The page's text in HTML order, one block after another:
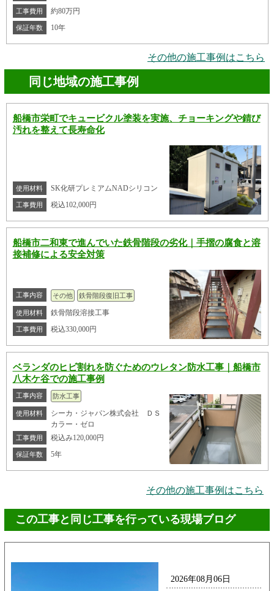
工事費用 約80万円
保証年数 10年
その他の施工事例はこちら
同じ地域の施工事例
船橋市栄町でキュービクル塗装を実施、チョーキングや錆び
汚れを整えて長寿命化
使用材料 SK化研プレミアムNADシリコン
工事費用 税込102,000円
船橋市二和東で進んでいた鉄骨階段の劣化｜手摺の腐食と溶
接補修による安全対策
工事内容 その他 鉄骨階段復旧工事
使用材料 鉄骨階段溶接工事
工事費用 税込330,000円
ベランダのヒビ割れを防ぐためのウレタン防水工事｜船橋市
八木ケ谷での施工事例
工事内容 防水工事
使用材料
シーカ・ジャパン株式会社 ＤＳ
カラー・ゼロ
工事費用 税込み120,000円
保証年数 5年
その他の施工事例はこちら
この工事と同じ工事を行っている現場ブログ
2026年08月06日